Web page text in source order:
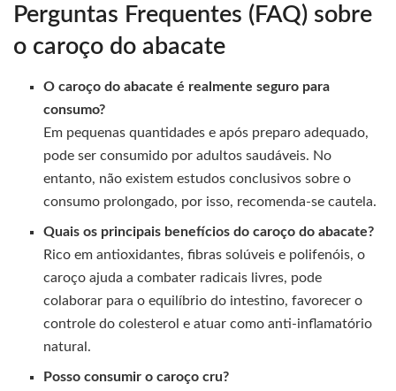
Perguntas Frequentes (FAQ) sobre
o caroço do abacate
O caroço do abacate é realmente seguro para
consumo?
Em pequenas quantidades e após preparo adequado,
pode ser consumido por adultos saudáveis. No
entanto, não existem estudos conclusivos sobre o
consumo prolongado, por isso, recomenda-se cautela.
Quais os principais benefícios do caroço do abacate?
Rico em antioxidantes, fibras solúveis e polifenóis, o
caroço ajuda a combater radicais livres, pode
colaborar para o equilíbrio do intestino, favorecer o
controle do colesterol e atuar como anti-inflamatório
natural.
Posso consumir o caroço cru?